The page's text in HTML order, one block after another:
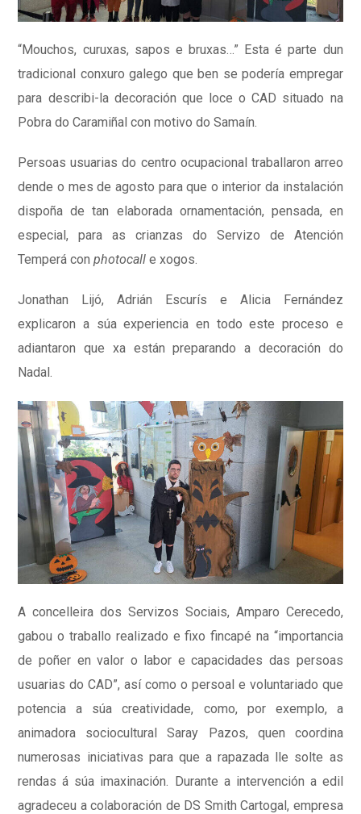
“Mouchos, curuxas, sapos e bruxas…” Esta é parte dun
tradicional conxuro galego que ben se podería empregar
para describi-la decoración que loce o CAD situado na
Pobra do Caramiñal con motivo do Samaín.
Persoas usuarias do centro ocupacional traballaron arreo
dende o mes de agosto para que o interior da instalación
dispoña de tan elaborada ornamentación, pensada, en
especial, para as crianzas do Servizo de Atención
Temperá conphotocall e xogos.
Jonathan Lijó, Adrián Escurís e Alicia Fernández
explicaron a súa experiencia en todo este proceso e
adiantaron que xa están preparando a decoración do
Nadal.
A concelleira dos Servizos Sociais, Amparo Cerecedo,
gabou o traballo realizado e fixo fincapé na “importancia
de poñer en valor o labor e capacidades das persoas
usuarias do CAD”, así como o persoal e voluntariado que
potencia a súa creatividade, como, por exemplo, a
animadora sociocultural Saray Pazos, quen coordina
numerosas iniciativas para que a rapazada lle solte as
rendas á súa imaxinación. Durante a intervención a edil
agradeceu a colaboración de DS Smith Cartogal, empresa